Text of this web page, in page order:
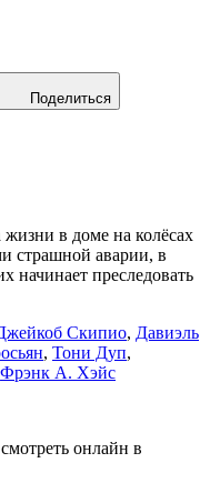
Поделиться
жизни в доме на колёсах
страшной аварии, в
начинает преследовать
Скипио, Давиэль
, Тони Дуп,
Фрэнк А. Хэйс
онлайн в